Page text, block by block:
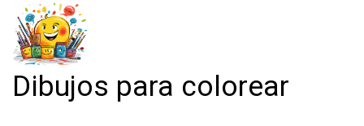
Dibujos para colorear